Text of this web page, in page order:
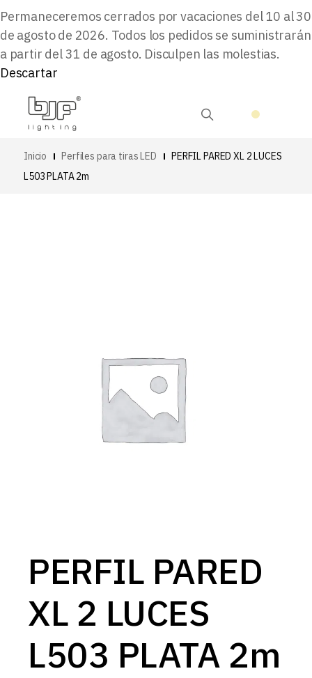
Permaneceremos cerrados por vacaciones del 10 al 30
de agosto de 2026. Todos los pedidos se suministrarán
a partir del 31 de agosto. Disculpen las molestias.
Descartar
Inicio Perfiles para tiras LED
PERFIL PARED XL 2 LUCES
L503 PLATA 2m
PERFIL PARED
XL 2 LUCES
L503 PLATA 2m